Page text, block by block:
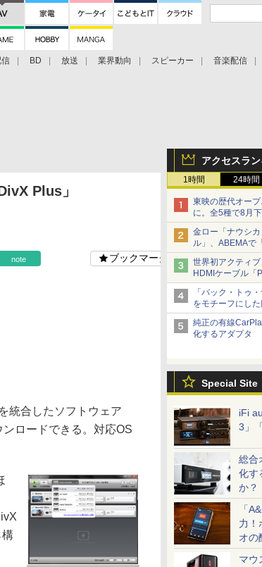
BD 放送 業界動向 スピーカー
音楽配信
アクセスラ
1時間 24時間
東映の歴代オー
に。全5種で8月
金ロー「ナウシ
ル」、ABEMAで
など。夏の特番
世界初アクティ
HDMIケーブル「
から
「バック・トゥ
をモチーフにし
純正の有線
化するアダプタ
Special Site
iFi
3」
総合
化す
か？
「
力！
オの
マウ
Plus」
note ブックマーク
統合したソフトウェア
ロードできる。対応OS
構